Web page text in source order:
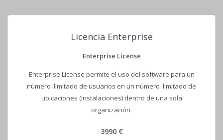
Licencia Enterprise
Enterprise License
Enterprise License permite el uso del software para un
número ilimitado de usuarios en un número ilimitado de
ubicaciones (instalaciones) dentro de una sola
organización.
3990 €